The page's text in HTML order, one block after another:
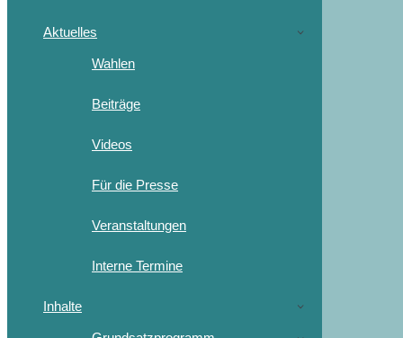
Aktuelles
Wahlen
Beiträge
Videos
Für die Presse
Veranstaltungen
Interne Termine
Inhalte